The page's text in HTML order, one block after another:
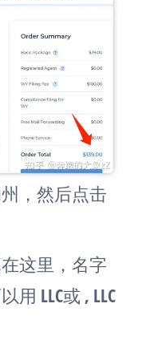
，然后点击
这里，名字
LLC或 , LLC